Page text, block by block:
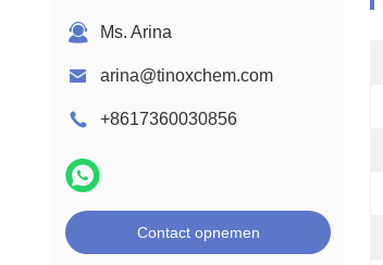
Ms. Arina
arina@tinoxchem.com
+8617360030856
Contact opnemen